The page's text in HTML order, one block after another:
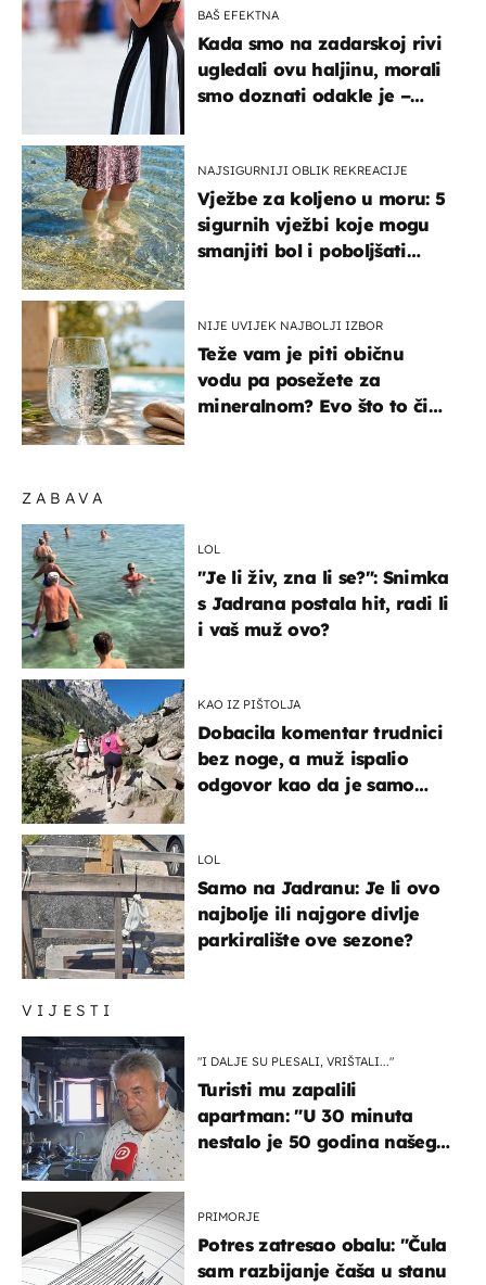
VIJESTI
"I DALJE SU PLESALI, VRIŠTALI..."
Turisti mu zapalili
apartman: "U 30 minuta
nestalo je 50 godina našeg
PRIMORJE
Potres zatresao obalu: "Čula
sam razbijanje čaša u stanu
ZABAVA
LOL
"Je li živ, zna li se?": Snimka
s Jadrana postala hit, radi li
i vaš muž ovo?
KAO IZ PIŠTOLJA
Dobacila komentar trudnici
bez noge, a muž ispalio
odgovor kao da je samo
LOL
Samo na Jadranu: Je li ovo
najbolje ili najgore divlje
parkiralište ove sezone?
BAŠ EFEKTNA
Kada smo na zadarskoj rivi
ugledali ovu haljinu, morali
smo doznati odakle je –
NAJSIGURNIJI OBLIK REKREACIJE
Vježbe za koljeno u moru: 5
sigurnih vježbi koje mogu
smanjiti bol i poboljšati
NIJE UVIJEK NAJBOLJI IZBOR
Teže vam je piti običnu
vodu pa posežete za
mineralnom? Evo što to čini